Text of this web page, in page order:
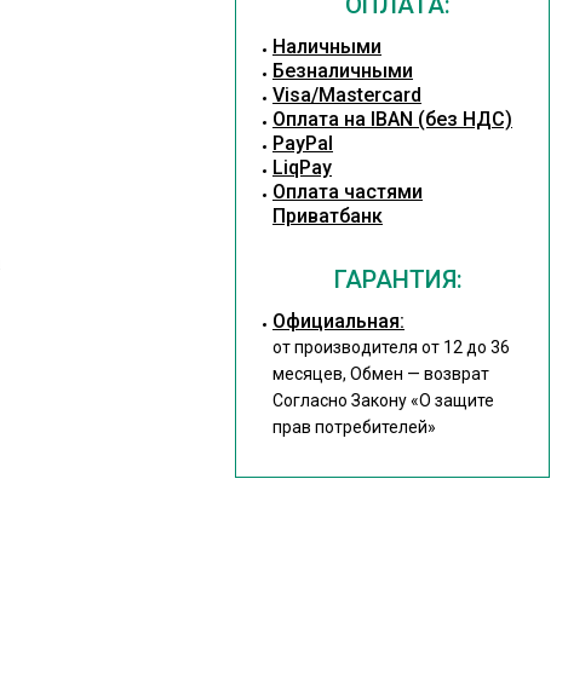
Наличными
Безналичными
Visa/Mastercard
Оплата на IBAN (без НДС)
PayPal
LiqPay
Оплата частями
Приватбанк
ГАРАНТИЯ:
Официальная:
от производителя от 12 до 36
месяцев, Обмен — возврат
Согласно Закону«О защите
прав потребителей»